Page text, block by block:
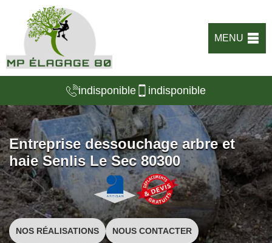
MENU
indisponible indisponible
Entreprise dessouchage arbre et
haie Senlis Le Sec 80300
NOS RÉALISATIONS NOUS CONTACTER